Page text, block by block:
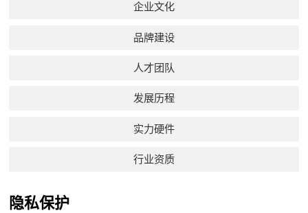
企业文化
品牌建设
人才团队
发展历程
实力硬件
行业资质
隐私保护